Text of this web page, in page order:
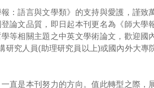
：語言與文學類》的支持與愛護，謹致
論文品質，即日起本刊更名為《師大學
等相關主題之中英文學術論文，歡迎國
研究人員(助理研究員以上)或國內外大專
直是本刊努力的方向。值此轉型之際，